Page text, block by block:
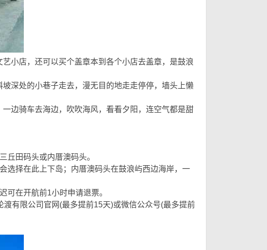
小店，还可以买个盖章本到各个小店去盖章，是鼓浪
深处的小巷子走去，漫无目的地走走停停，墙头上懒
边骑车去海边，吹吹海风，看看夕阳，连空气都是甜
田码头或内厝澳码头。
择在此上下岛；内厝澳码头在鼓浪屿西边海岸，一
在开航前1小时申请退票。
有限公司官网(最多提前15天)或微信公众号(最多提前